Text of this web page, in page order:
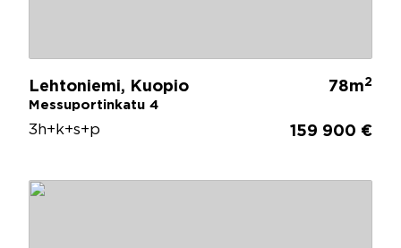
Lehtoniemi, Kuopio
Messuportinkatu 4
78m2
3h+k+s+p 159 900 €